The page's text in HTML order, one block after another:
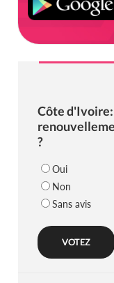
Côte d'Ivoire:
?
Oui
Non
Sans avis